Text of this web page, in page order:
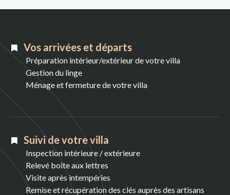
Vos arrivées et départs
Préparation intérieur/extérieur de votre villa
Gestion du linge
Ménage et fermeture de votre villa
Suivi de votre villa
Inspection intérieure / extérieure
Relevé boite aux lettres
Visite après intempéries
Remise et récupération des clés auprès des artisans